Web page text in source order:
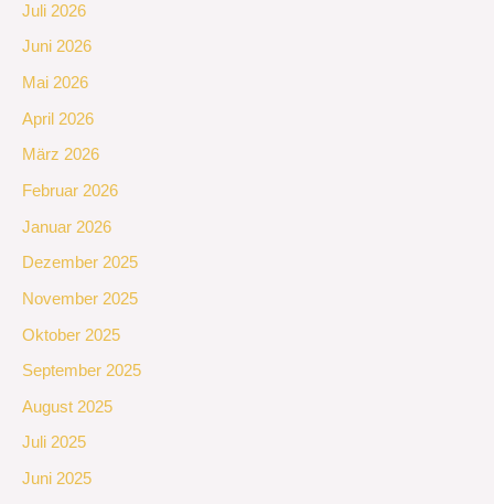
Juli 2026
Juni 2026
Mai 2026
April 2026
März 2026
Februar 2026
Januar 2026
Dezember 2025
November 2025
Oktober 2025
September 2025
August 2025
Juli 2025
Juni 2025